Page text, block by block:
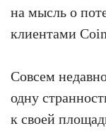
на мысль о
клиентами
Совсем
одну
к своей